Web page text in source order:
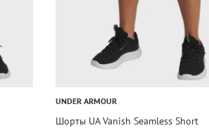
UNDER ARMOUR
Шорты UA Vanish Seamless Short